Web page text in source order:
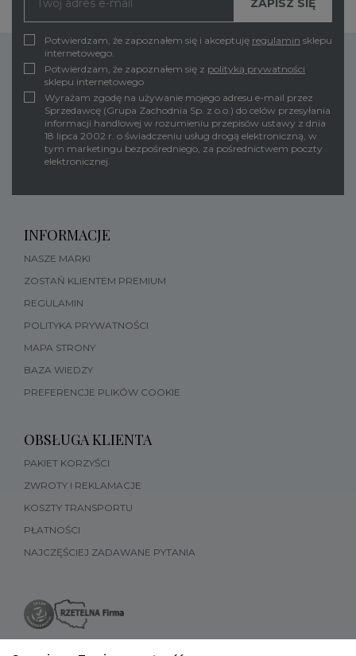
Potwierdzam, że zapoznałem się i akceptuję regulamin sklepu
internetowego.
Potwierdzam, że zapoznałem się z polityką prywatności
sklepu internetowego
Wyrażam zgodę na używanie mojego adresu e-mail przez
Sprzedawcę (Grupa Zachodnia Sp. z o.o.) do celów przesyłania
informacji handlowej w rozumieniu przepisów ustawy z dnia
18 lipca 2002 r. o świadczeniu usług drogą elektroniczną, w
tym marketingu bezpośredniego, za pośrednictwem poczty
elektronicznej.
INFORMACJE
NASZE MARKI
ZOSTAŃ KLIENTEM PREMIUM
REGULAMIN
POLITYKA PRYWATNOŚCI
MAPA STRONY
BAZA WIEDZY
PREFERENCJE PLIKÓW COOKIE
OBSŁUGA KLIENTA
PAKIET KORZYŚCI
ZWROTY I REKLAMACJE
KOSZTY TRANSPORTU
PŁATNOŚCI
NAJCZĘŚCIEJ ZADAWANE PYTANIA